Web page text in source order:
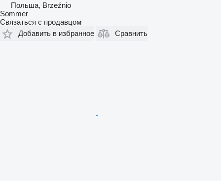
Польша, Brzeźnio
Sommer
Связаться с продавцом
Добавить в избранное
Сравнить